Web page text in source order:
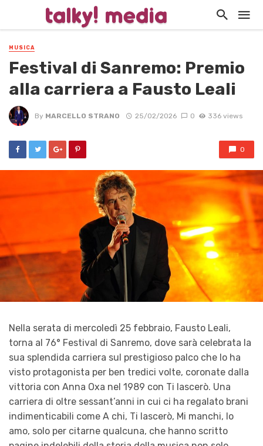
MUSICA
Festival di Sanremo: Premio
alla carriera a Fausto Leali
By MARCELLO STRANO 25/02/2026 0 336 views
0
Nella serata di mercoledì 25 febbraio, Fausto Leali,
torna al 76° Festival di Sanremo, dove sarà celebrata la
sua splendida carriera sul prestigioso palco che lo ha
visto protagonista per ben tredici volte, coronate dalla
vittoria con Anna Oxa nel 1989 con Ti lascerò. Una
carriera di oltre sessant’anni in cui ci ha regalato brani
indimenticabili come A chi, Ti lascerò, Mi manchi, Io
amo, solo per citarne qualcuna, che hanno scritto